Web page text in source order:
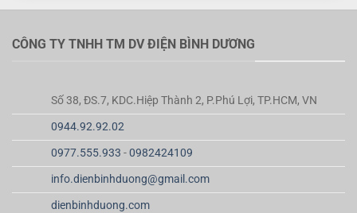
CÔNG TY TNHH TM DV ĐIỆN BÌNH DƯƠNG
Số 38, ĐS.7, KDC.Hiệp Thành 2, P.Phú Lợi, TP.HCM, VN
0944.92.92.02
0977.555.933 -0982424109
info.dienbinhduong@gmail.com
dienbinhduong.com